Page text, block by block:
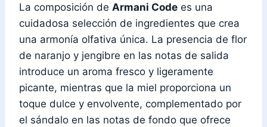
La composición de Armani Code es una
cuidadosa selección de ingredientes que crea
una armonía olfativa única. La presencia de flor
de naranjo y jengibre en las notas de salida
introduce un aroma fresco y ligeramente
picante, mientras que la miel proporciona un
toque dulce y envolvente, complementado por
el sándalo en las notas de fondo que ofrece